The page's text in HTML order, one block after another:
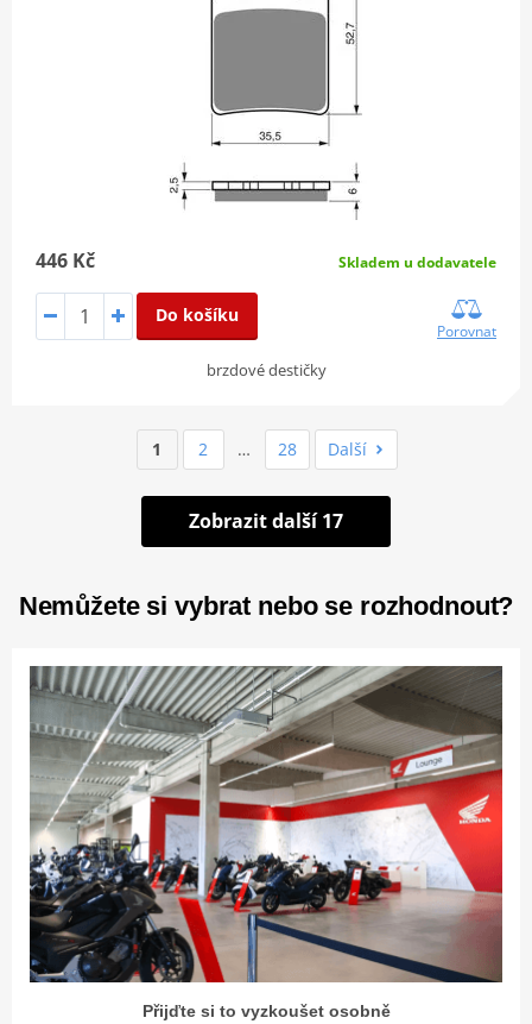
446 Kč Skladem u dodavatele
Do košíku
Porovnat
brzdové destičky
1 2 … 28 Další
Zobrazit další 17
Nemůžete si vybrat nebo se rozhodnout?
Přijďte si to vyzkoušet osobně